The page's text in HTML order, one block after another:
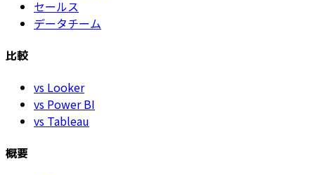
セールス
データチーム
比較
vs Looker
vs Power BI
vs Tableau
概要